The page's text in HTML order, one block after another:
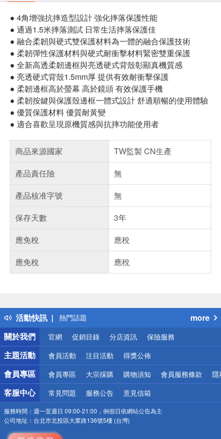
● 4角增強抗摔造型設計 強化摔落保護性能
● 通過1.5米摔落測試 日常生活摔落保護佳
● 融合柔韌與硬式雙保護材料為一體的融合保護技術
● 柔韌彈性保護材料與硬式耐衝擊材料緊密雙重保護
● 全新高透柔韌邊框與亮透硬式背殼彰顯真機質感
● 亮透硬式背殼1.5mm厚 提供有效耐衝擊保護
● 柔韌邊框高於螢幕 高於鏡頭 有效保護手機
● 柔韌按鍵與保護殼邊框一體式設計 舒適順暢的使用體驗
● 優質保護材料 優質耐黃變
● 適合喜歡呈現原機質感與抗摔功能使用者
商品來源國家
TW監製 CN生產
產品責任險
無
產品核准字號
無
保存天數
3年
應免稅
應稅
應免稅
應稅
活動快訊
得獎公告
熱門話題
銀行優惠
偏遠地區配送
詐騙網頁！請小心！
more
關於我們
官網 促銷目錄 分店資訊 保險服務
主題活動 會員活動 注目活動 得獎公佈
會員專區 會員專區 大宗採購 購物須知 會員服務條款 隱
客服中心 常見問題 服務公告 意見信箱
服務時間： 週一至週日 09:00-21:00，例假日依網站公告為主
公司地址： 台北市北投區大業路136號5樓 (台灣)